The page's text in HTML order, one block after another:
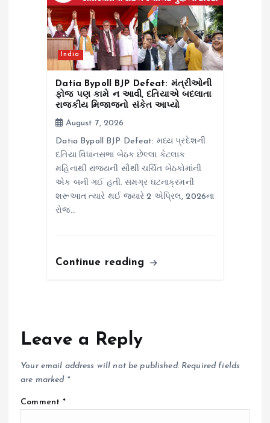
India
Datia Bypoll BJP Defeat: મંત્રીઓની
ફોજ પણ કામે ન આવી, દતિયાએ બદલાતા
રાજકીય મિજાજનો સંકેત આપ્યો
August 7, 2026
Datia Bypoll BJP Defeat: મધ્ય પ્રદેશની
દતિયા વિધાનસભા બેઠક છેલ્લા કેટલાક
મહિનાથી રાજ્યની સૌથી ચર્ચિત બેઠકોમાંની
એક બની ગઈ હતી. સમગ્ર ઘટનાક્રમની
શરૂઆત ત્યારે થઈ જ્યારે 2 એપ્રિલ, 2026ના
રોજ…
Continue reading
Leave a Reply
Your email address will not be published. Required fields
are marked *
Comment*